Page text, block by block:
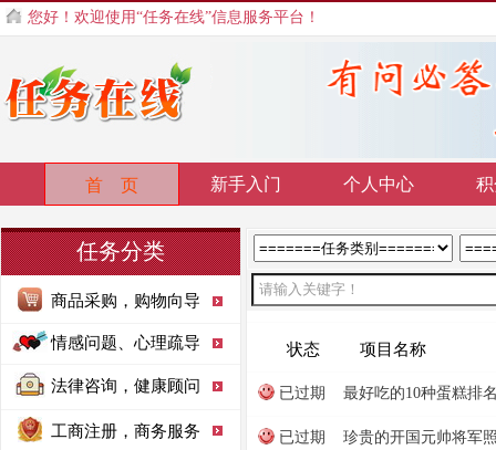
您好！欢迎使用“任务在线”信息服务平台！
首 页 新手入门 个人中心
任务分类
商品采购，购物向导
情感问题、心理疏导
法律咨询，健康顾问
工商注册，商务服务
状态 项目名称
已过期 最好吃的10种蛋糕排
已过期 珍贵的开国元帅将军